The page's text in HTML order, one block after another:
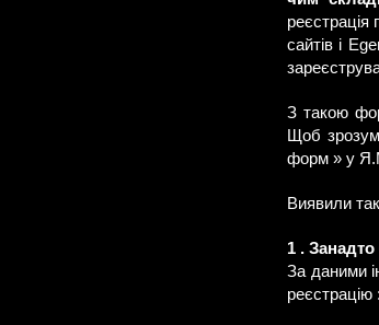
реєстрація
сайтів і
З такою
Щоб
форм » у
Виявили
1 . Занадто
За даними
реєстрацію :